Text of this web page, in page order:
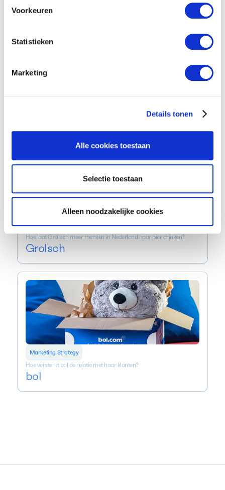
Voorkeuren
Statistieken
Marketing
Details tonen
Alle cookies toestaan
Selectie toestaan
Alleen noodzakelijke cookies
Marketing Strategy
Hoe laat Grolsch meer mensen in Nederland haar bier drinken?
Grolsch
Marketing Strategy
Hoe versterkt bol de relatie met haar klanten?
bol